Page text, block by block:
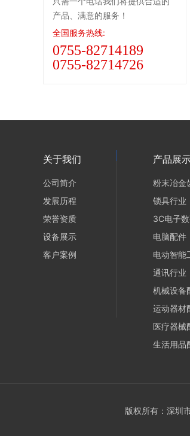
产品、满意的服务！
全国服务热线:
0755-82714189
0755-82714726
关于我们
公司简介
发展历程
荣誉资质
设备展示
客户案例
产品展
粉末冶金
锁具行业
3C电子
电脑配件
电动智能
通讯行业
机械设备
运动器材
医疗器械
生活用品
版权所有：深圳